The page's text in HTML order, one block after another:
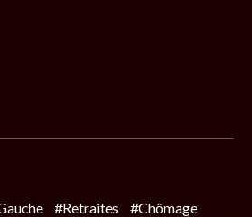
#Retraites #Chômage